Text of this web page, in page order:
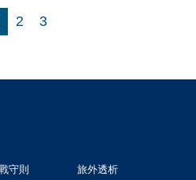
2 3
守則 旅外透析